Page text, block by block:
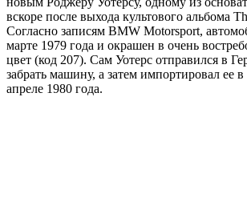
вскоре после выхода культового альбома
Согласно записям BMW Motorsport,
марте 1979 года и окрашен в очень
цвет (код 207). Сам Уотерс отправился в
забрать машину, а затем импортировал ее
апреле 1980 года.